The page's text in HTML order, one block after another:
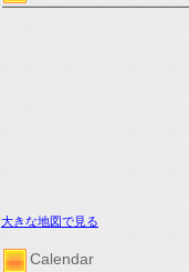
大きな地図で見る
Calendar